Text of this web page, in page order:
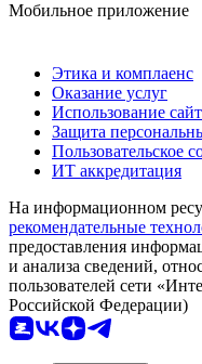
Мобильное приложение
Этика и комплаенс
Оказание услуг
Использование
Защита
Пользовательское
ИТ аккредитация
На информационном
рекомендательные
предоставления
и анализа сведений,
пользователей сети
Российской Федерации)